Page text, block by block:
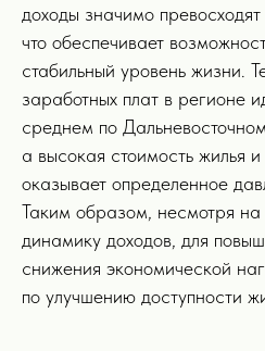
доходы значимо
что обеспечивает
стабильный уровень жизни.
заработных плат в регионе
среднем по
а высокая стоимость жилья
оказывает определенное
Таким образом, несмотря на
динамику доходов, для
снижения экономической
по улучшению доступности